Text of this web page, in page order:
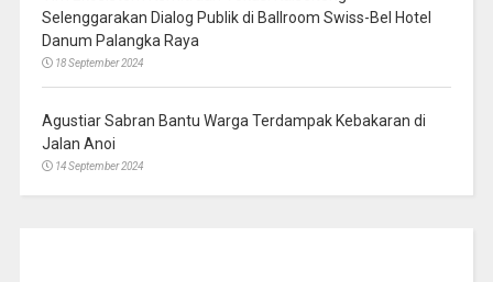
Selenggarakan Dialog Publik di Ballroom Swiss-Bel Hotel
Danum Palangka Raya
18 September 2024
Agustiar Sabran Bantu Warga Terdampak Kebakaran di
Jalan Anoi
14 September 2024